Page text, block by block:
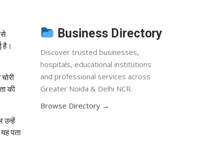
से
है।
की
उन्हें
पता
Business Directory
Discover trusted businesses,
hospitals, educational institutions
and professional services across
Greater Noida & Delhi NCR.
Browse Directory →